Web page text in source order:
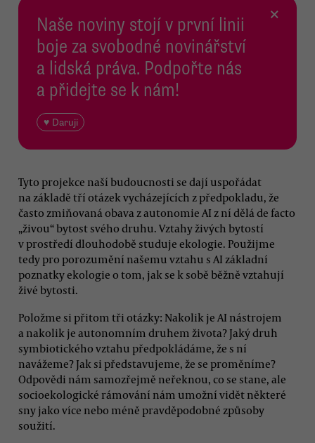
Naše noviny stojí v první linii
boje za svobodné novinářství
a lidská práva. Podpořte nás
a přidejte se k nám!
♥ Daruji
×
Tyto projekce naší budoucnosti se dají uspořádat
na základě tří otázek vycházejících z předpokladu, že
často zmiňovaná obava z autonomie AI z ní dělá de facto
„živou“ bytost svého druhu. Vztahy živých bytostí
v prostředí dlouhodobě studuje ekologie. Použijme
tedy pro porozumění našemu vztahu s AI základní
poznatky ekologie o tom, jak se k sobě běžně vztahují
živé bytosti.
Položme si přitom tři otázky: Nakolik je AI nástrojem
a nakolik je autonomním druhem života? Jaký druh
symbiotického vztahu předpokládáme, že s ní
navážeme? Jak si představujeme, že se proměníme?
Odpovědi nám samozřejmě neřeknou, co se stane, ale
socioekologické rámování nám umožní vidět některé
sny jako více nebo méně pravděpodobné způsoby
soužití.